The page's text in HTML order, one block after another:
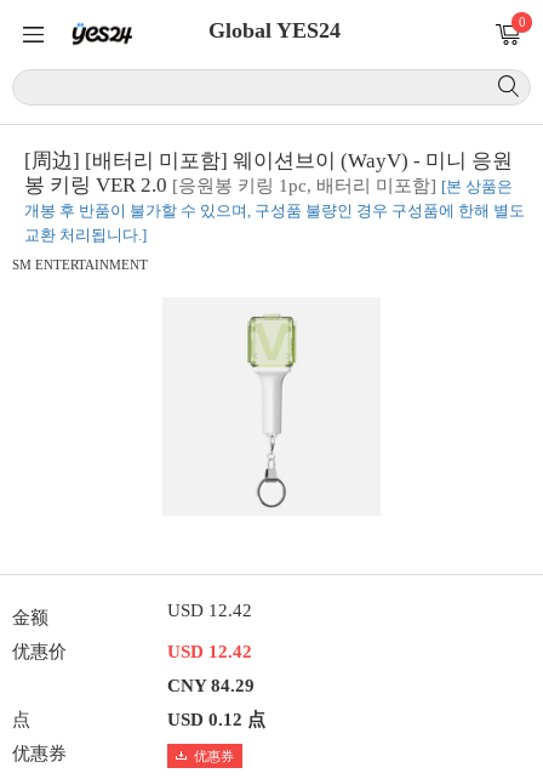
Global YES24 0
[周边] [배터리 미포함] 웨이션브이 (WayV) - 미니 응원
봉 키링 VER 2.0 [응원봉 키링 1pc, 배터리 미포함] [본 상품은
개봉 후 반품이 불가할 수 있으며, 구성품 불량인 경우 구성품에 한해 별도
교환 처리됩니다.]
SM ENTERTAINMENT
金额 USD 12.42
优惠价
USD 12.42
CNY 84.29
点
USD 0.12 点
优惠券
优惠券